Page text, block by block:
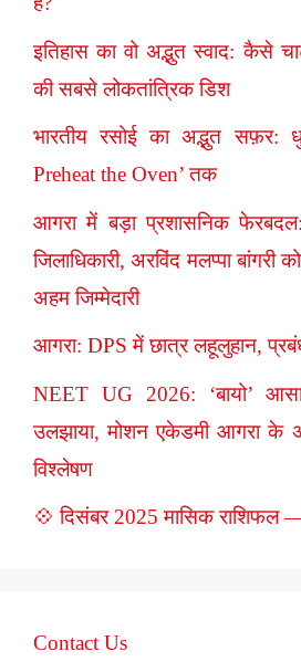
इतिहास का वो अद्भुत स्वाद: कैसे
की सबसे लोकतांत्रिक डिश
भारतीय रसोई का अद्भुत सफ़र:
Preheat the Oven’ तक
आगरा में बड़ा प्रशासनिक
जिलाधिकारी, अरविंद मलप्पा बांगरी
अहम जिम्मेदारी
आगरा: DPS में छात्र लहूलुहान,
NEET UG 2026: ‘बायो’
उलझाया, मोशन एकेडमी आगरा के
विश्लेषण
💠 दिसंबर 2025 मासिक राशिफल
Contact Us